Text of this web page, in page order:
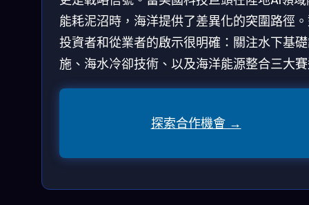
能耗泥沼時，海洋提供了差異化的突圍路徑
投資者和從業者的啟示很明確：關注水下基
施、海水冷卻技術、以及海洋能源整合三大
探索合作機會 →